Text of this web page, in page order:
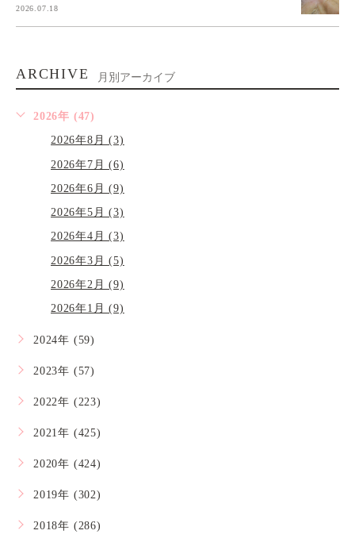
2026.07.18
ARCHIVE 月別アーカイブ
2026年 (47)
2026年8月 (3)
2026年7月 (6)
2026年6月 (9)
2026年5月 (3)
2026年4月 (3)
2026年3月 (5)
2026年2月 (9)
2026年1月 (9)
2024年 (59)
2023年 (57)
2022年 (223)
2021年 (425)
2020年 (424)
2019年 (302)
2018年 (286)